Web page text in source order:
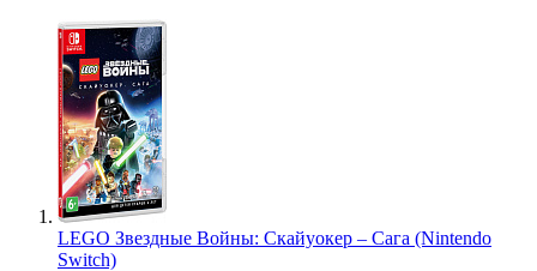
LEGO Звездные Войны: Скайуокер – Сага (Nintendo
Switch)